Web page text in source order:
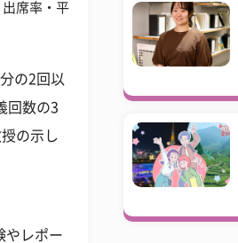
席率・平
の2回以
回数の3
の示し
やレポー